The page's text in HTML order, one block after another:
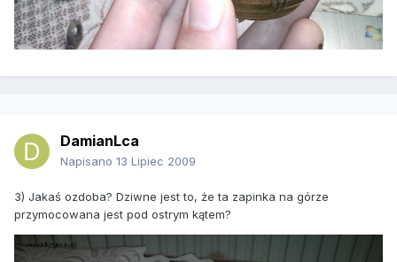
DamianLca
Napisano 13 Lipiec 2009
3) Jakaś ozdoba? Dziwne jest to, że ta zapinka na górze
przymocowana jest pod ostrym kątem?